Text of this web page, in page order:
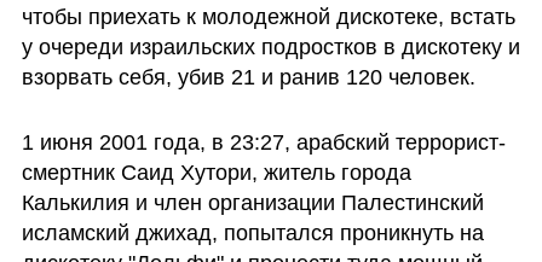
чтобы приехать к молодежной дискотеке, встать
у очереди израильских подростков в дискотеку и
взорвать себя, убив 21 и ранив 120 человек.
1 июня 2001 года, в 23:27, арабский террорист-
смертник Саид Хутори, житель города
Калькилия и член организации Палестинский
исламский джихад, попытался проникнуть на